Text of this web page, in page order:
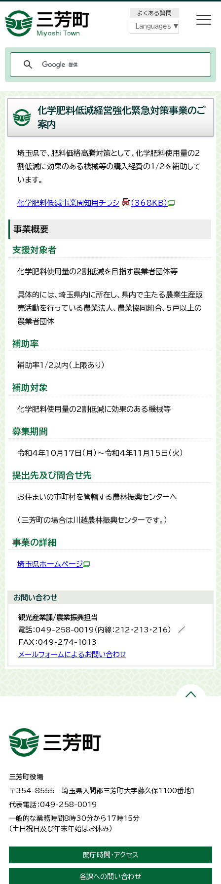
よくある質問
Languages
化学肥料低減経営強化緊急対策事業のご
案内
埼玉県で、肥料価格高騰対策として、化学肥料使用量の2
割低減に効果のある機械等の購入経費の1/2を補助して
います。
化学肥料低減事業周知用チラシ （368KB）
事業概要
支援対象者
化学肥料使用量の2割低減を目指す農業者団体等
具体的には、埼玉県内に所在し、県内で主たる農業生産販
売活動を行っている農業法人、農業協同組合、5戸以上の
農業者団体
補助率
補助率1/2以内（上限あり）
補助対象
化学肥料使用量の2割低減に効果のある機械等
募集期間
令和4年10月17日（月）～令和4年11月15日（火）
提出先及び問合せ先
お住まいの市町村を管轄する農林振興センターへ
（三芳町の場合は川越農林振興センターです。）
事業の詳細
埼玉県ホームページ
お問い合わせ
観光産業課/農業振興担当
電話：049-258-0019（内線：212・213・216） ／
FAX：049-274-1013
メールフォームによるお問い合わせ
三芳町役場
〒354-8555 埼玉県入間郡三芳町大字藤久保1100番地１
代表電話：049-258-0019
一般的な業務時間8時30分から17時15分
（土日祝日及び年末年始はお休み）
開庁時間・アクセス
各課への問い合わせ